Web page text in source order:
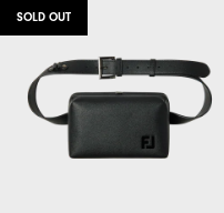
SOLD OUT